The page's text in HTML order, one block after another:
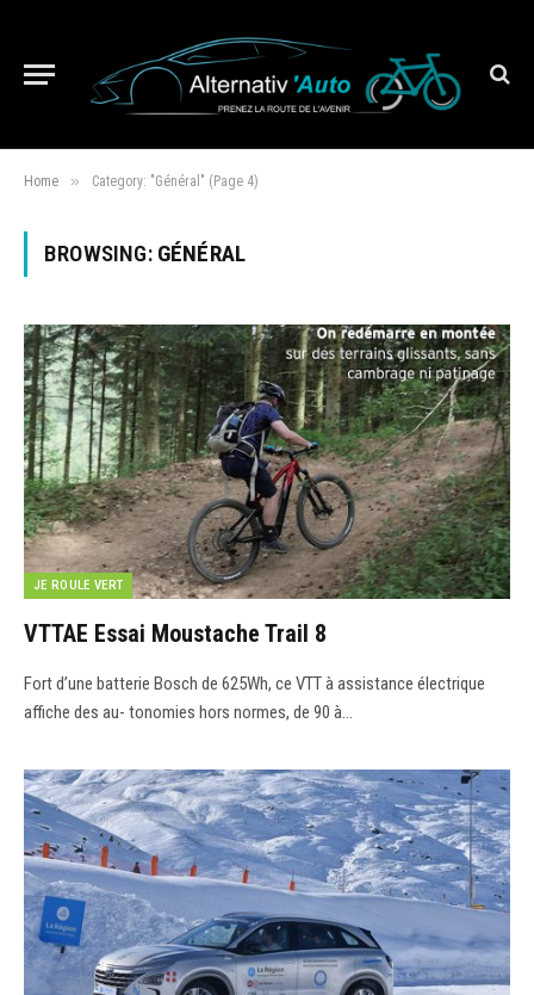
Home » Category: "Général" (Page 4)
BROWSING: GÉNÉRAL
JE ROULE VERT
VTTAE Essai Moustache Trail 8
Fort d’une batterie Bosch de 625Wh, ce VTT à assistance électrique
affiche des au- tonomies hors normes, de 90 à…